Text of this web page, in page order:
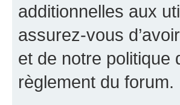
additionnelles aux
assurez-vous
et de notre politique
règlement du forum.